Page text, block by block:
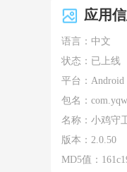
应用
语言：中文
状态：已上线
平台：Android
包名：
名称： 小鸡守
版本： 2.0.50
MD5值：